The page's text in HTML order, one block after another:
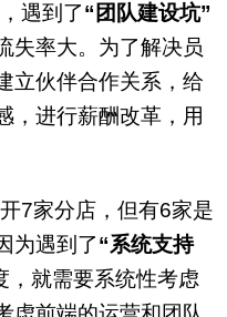
遇到了“团队建设坑”
失率大。为了解决员
立伙伴合作关系，给
，进行薪酬改革，用
7家分店，但有6家是
为遇到了“系统支持
，就需要系统性考虑